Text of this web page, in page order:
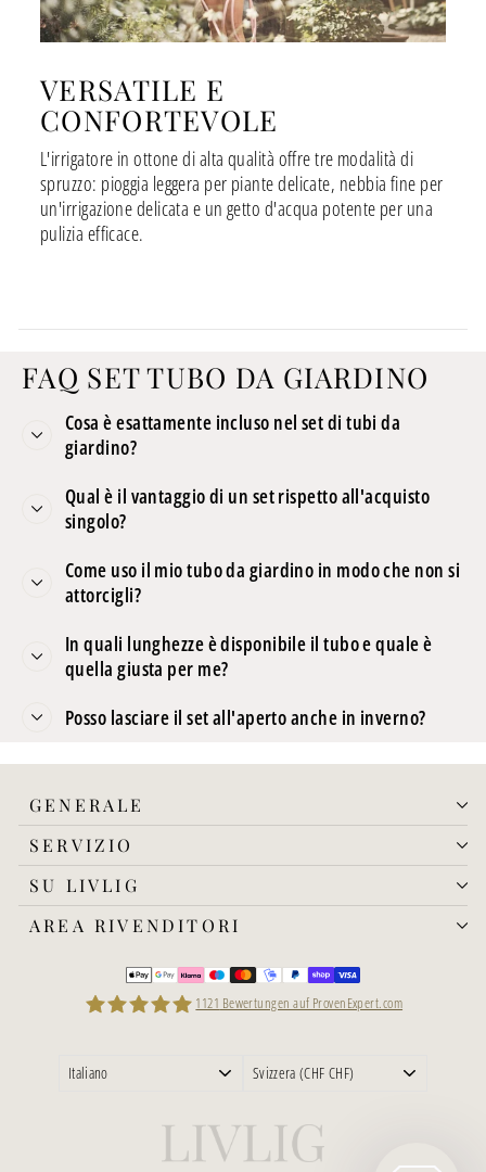
VERSATILE E
CONFORTEVOLE
L'irrigatore in ottone di alta qualità offre tre modalità di
spruzzo: pioggia leggera per piante delicate, nebbia fine per
un'irrigazione delicata e un getto d'acqua potente per una
pulizia efficace.
FAQ SET TUBO DA GIARDINO
Cosa è esattamente incluso nel set di tubi da
giardino?
Qual è il vantaggio di un set rispetto all'acquisto
singolo?
Come uso il mio tubo da giardino in modo che non si
attorcigli?
In quali lunghezze è disponibile il tubo e quale è
quella giusta per me?
Posso lasciare il set all'aperto anche in inverno?
GENERALE
SERVIZIO
SU LIVLIG
AREA RIVENDITORI
LIVLIG
1121 Bewertungen auf ProvenExpert.com